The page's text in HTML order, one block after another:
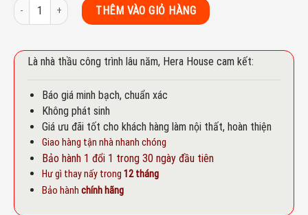
Lõi lọc Profine ARSENIC LARGE số lượng
THÊM VÀO GIỎ HÀNG
Là nhà thầu công trình lâu năm, Hera House cam kết:
Báo giá minh bạch, chuẩn xác
Không phát sinh
Giá ưu đãi tốt cho khách hàng làm nội thất, hoàn thiện
Giao hàng tận nhà nhanh chóng
Bảo hành 1 đổi 1 trong 30 ngày đầu tiên
Hư gì thay nấy trong 12 tháng
Bảo hành chính hãng